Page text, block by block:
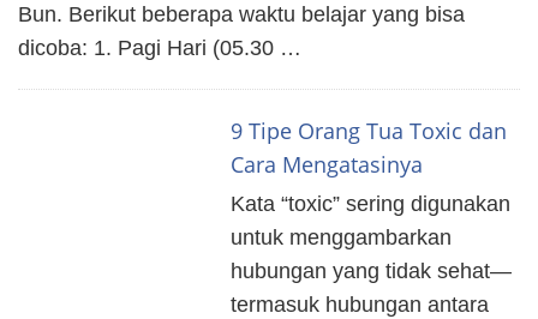
Bun. Berikut beberapa waktu belajar yang bisa
dicoba: 1. Pagi Hari (05.30 …
9 Tipe Orang Tua Toxic dan
Cara Mengatasinya
Kata “toxic” sering digunakan
untuk menggambarkan
hubungan yang tidak sehat—
termasuk hubungan antara